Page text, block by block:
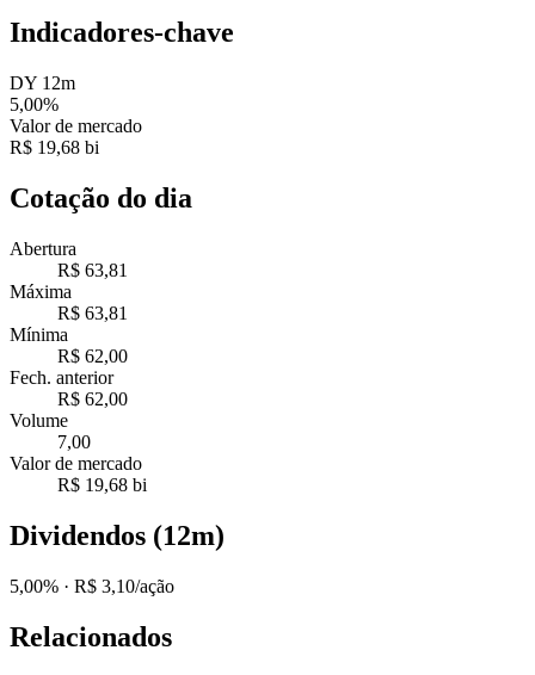
Indicadores-chave
DY 12m
5,00%
Valor de mercado
R$ 19,68 bi
Cotação do dia
Abertura
R$ 63,81
Máxima
R$ 63,81
Mínima
R$ 62,00
Fech. anterior
R$ 62,00
Volume
7,00
Valor de mercado
R$ 19,68 bi
Dividendos (12m)
5,00% · R$ 3,10/ação
Relacionados